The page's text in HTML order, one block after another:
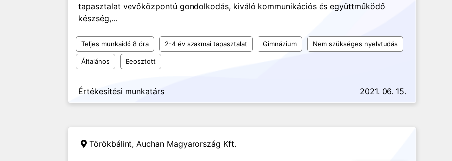
tapasztalat vevőközpontú gondolkodás, kiváló kommunikációs és együttműködő
készség,...
Teljes munkaidő 8 óra 2-4 év szakmai tapasztalat Gimnázium Nem szükséges nyelvtudás
Általános Beosztott
Értékesítési munkatárs 2021. 06. 15.
Törökbálint, Auchan Magyarország Kft.